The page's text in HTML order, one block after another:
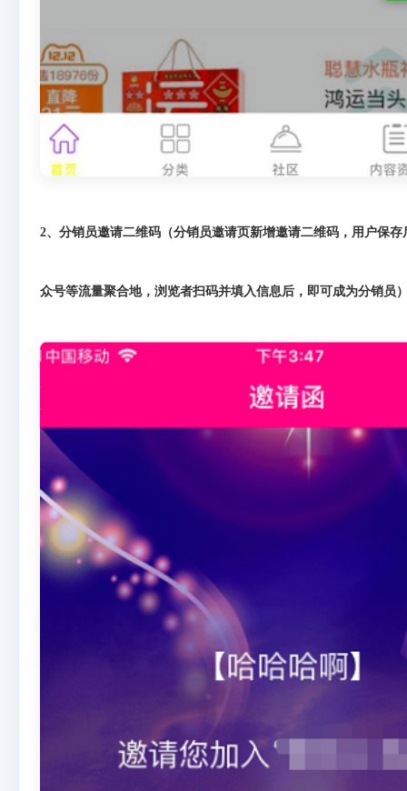
2、分销员邀请二维码（分销员邀请页新增邀请二维码，用户保
众号等流量聚合地，浏览者扫码并填入信息后，即可成为分销员